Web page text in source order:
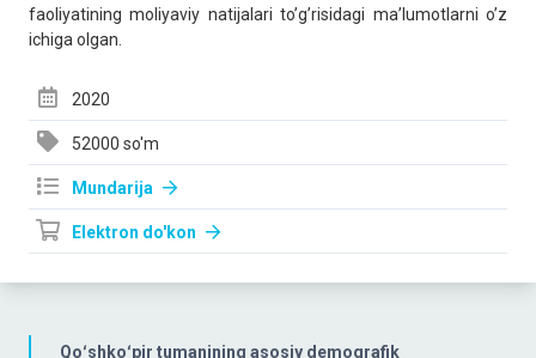
Qoʻshkoʻpir tumanining asosiy demografik
faoliyatining moliyaviy natijalari to’g’risidagi ma’lumotlarni o’z
ichiga olgan.
2020
52000 so'm
Mundarija
Elektron do'kon